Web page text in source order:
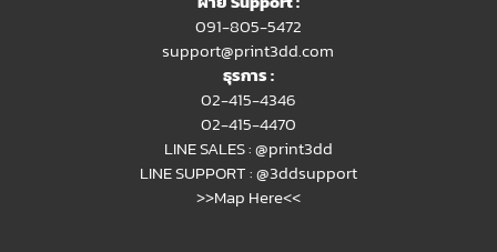
091-805-5472
support@print3dd.com
ธุรการ :
02-415-4346
02-415-4470
LINE SALES :@print3dd
LINE SUPPORT :@3ddsupport
>>Map Here<<